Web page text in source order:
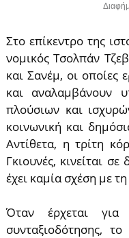
Στο επίκεντρο της
νομικός Τσολπάν
και Σανέμ, οι οποίες
και αναλαμβάνουν
πλούσιων και
κοινωνική και
Αντίθετα, η τρίτη
Γκιουνές, κινείται
έχει καμία σχέση με
Όταν έρχεται
συνταξιοδότησης,